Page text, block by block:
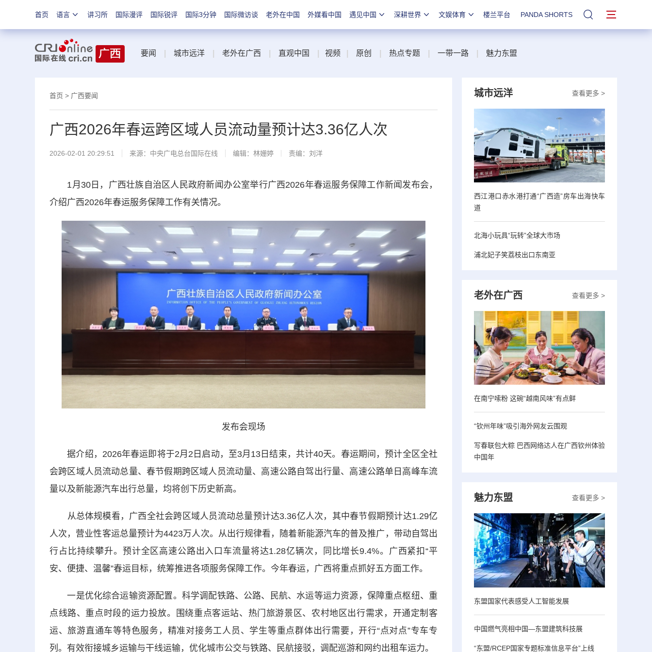
首页 语言 讲习所 国际漫评 国际锐评 国际3分钟 国际微访谈 老外在中国 外媒看中国 遇见中国 深耕世界 文娱体育 楼兰平台 PANDA SHORTS 站内搜索
要闻 城市远洋 老外在广西 直观中国 视频 原创 热点专题 一带一路 魅力东盟
首页 > 广西要闻
广西2026年春运跨区域人员流动量预计达3.36亿人次
2026-02-01 20:29:51 来源：中央广电总台国际在线 编辑：林姗婷 责编：刘洋
1月30日， 广西壮族自治区人民政府新闻办公室举行广西2026年春运服务保障工作新闻发布会，
介绍广西2026年春运服务保障工作有关情况。
发布会现场
据介绍， 2026年春运即将于2月2日启动，至3月13日结束，共计40天。 春运期间，预计全区全社
会跨区域人员流动总量、春节假期跨区域人员流动量、高速公路自驾出行量、高速公路单日高峰车流
量以及新能源汽车出行总量，均将创下历史新高。
从总体规模看，广西全社会跨区域人员流动总量预计达3.36亿人次，其中春节假期预计达1.29亿
人次，营业性客运总量预计为4423万人次。 从出行规律看，随着新能源汽车的普及推广，带动自驾出
行占比持续攀升。预计全区高速公路出入口车流量将达1.28亿辆次，同比增长9.4%。广西紧扣“平
安、便捷、温馨”春运目标，统筹推进各项服务保障工作。今年春运，广西将重点抓好五方面工作。
一是优化综合运输资源配置。科学调配铁路、公路、民航、水运等运力资源，保障重点枢纽、重
点线路、重点时段的运力投放。围绕重点客运站、热门旅游景区、农村地区出行需求，开通定制客
运、旅游直通车等特色服务，精准对接务工人员、学生等重点群体出行需要，开行“点对点”专车专
列。有效衔接城乡运输与干线运输，优化城市公交与铁路、民航接驳，调配巡游和网约出租车运力。
查看更多 >
城市远洋
西江港口赤水港打通“广西造”房车出海快车
道
北海小玩具“玩转”全球大市场
浦北妃子笑荔枝出口东南亚
查看更多 >
老外在广西
在南宁嗦粉 这碗“越南风味”有点鲜
“钦州年味”吸引海外网友云围观
写春联包大粽 巴西网络达人在广西钦州体验
中国年
查看更多 >
魅力东盟
东盟国家代表感受人工智能发展
中国燃气亮相中国—东盟建筑科技展
“东盟/RCEP国家专题标准信息平台”上线